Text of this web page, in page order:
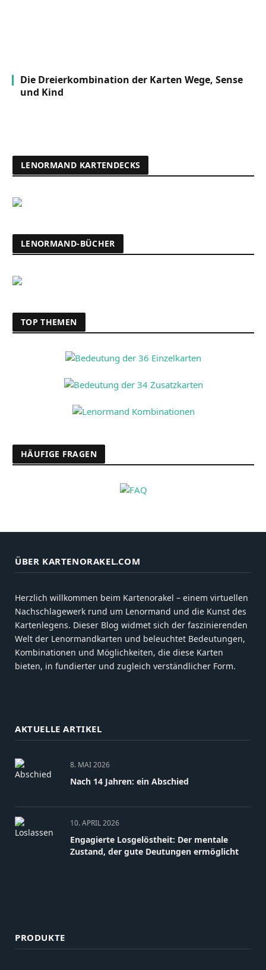
Die Dreierkombination der Karten Wege, Sense
und Kind
LENORMAND KARTENDECKS
LENORMAND-BÜCHER
TOP THEMEN
HÄUFIGE FRAGEN
ÜBER KARTENORAKEL.COM
Herzlich willkommen beim Kartenorakel – einem virtuellen
Nachschlagewerk rund um Lenormand und die Kunst des
Kartenlegens. Dieser Blog widmet sich der faszinierenden
Welt der Lenormandkarten und beleuchtet Bedeutungen,
Kombinationen und Möglichkeiten, die diese Karten
bieten, in fundierter und zugleich verständlicher Form.
AKTUELLE ARTIKEL
8. MAI 2026
Nach 14 Jahren: ein Abschied
10. APRIL 2026
Engagierte Losgelöstheit: Der mentale
Zustand, der gute Deutungen ermöglicht
PRODUKTE